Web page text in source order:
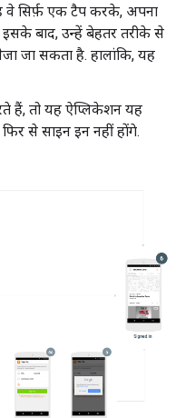
वे सिर्फ़ एक टैप करके, अपना
बाद, उन्हें बेहतर तरीके से
जा सकता है. हालांकि, यह
हैं, तो यह ऐप्लिकेशन यह
से साइन इन नहीं होंगे.